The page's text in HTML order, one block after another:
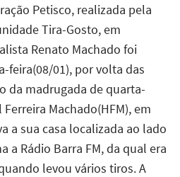
Petisco, realizada pela
Tira-Gosto, em
Renato Machado foi
feira(08/01), por volta das
da madrugada de quarta-
Machado(HFM), em
a sua casa localizada ao lado
a Rádio Barra FM, da qual era
levou vários tiros. A